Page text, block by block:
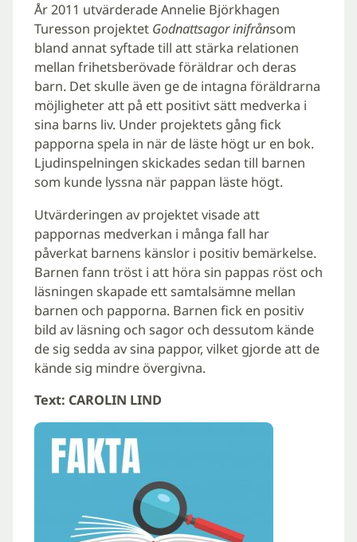
År 2011 utvärderade Annelie Björkhagen
Turesson projektet Godnattsagor inifrånsom
bland annat syftade till att stärka relationen
mellan frihetsberövade föräldrar och deras
barn. Det skulle även ge de intagna föräldrarna
möjligheter att på ett positivt sätt medverka i
sina barns liv. Under projektets gång fick
papporna spela in när de läste högt ur en bok.
Ljudinspelningen skickades sedan till barnen
som kunde lyssna när pappan läste högt.
Utvärderingen av projektet visade att
pappornas medverkan i många fall har
påverkat barnens känslor i positiv bemärkelse.
Barnen fann tröst i att höra sin pappas röst och
läsningen skapade ett samtalsämne mellan
barnen och papporna. Barnen fick en positiv
bild av läsning och sagor och dessutom kände
de sig sedda av sina pappor, vilket gjorde att de
kände sig mindre övergivna.
Text: CAROLIN LIND